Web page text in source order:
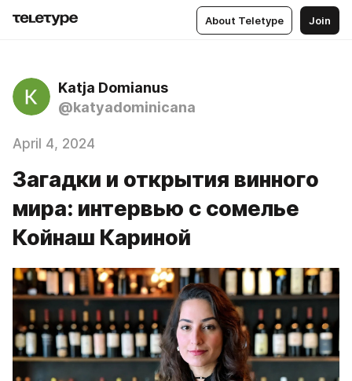
About Teletype Join
Katja Domianus
@katyadominicana
April 4, 2024
Загадки и открытия винного
мира: интервью с сомелье
Койнаш Кариной